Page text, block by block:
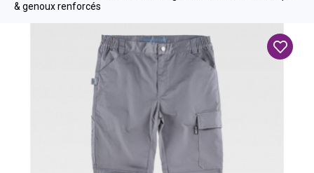
& genoux renforcés